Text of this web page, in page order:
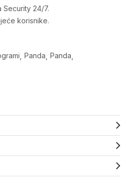
Security 24/7.
korisnike.
Panda Panda